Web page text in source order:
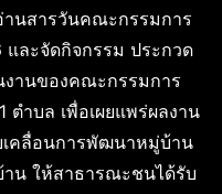
นสารวันคณะกรรมการ
ละจัดกิจกรรม ประกวด
งานของคณะกรรมการ
ตำบล เพื่อเผยแพร่ผลงาน
คลื่อนการพัฒนาหมู่บ้าน
น ให้สาธารณะชนได้รับ